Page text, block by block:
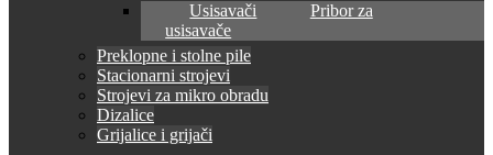
Usisavači
Pribor za
usisavače
Preklopne i stolne pile
Stacionarni strojevi
Strojevi za mikro obradu
Dizalice
Grijalice i grijači